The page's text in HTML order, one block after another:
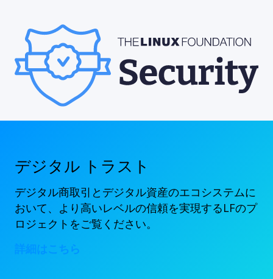
デジタル トラスト
デジタル商取引とデジタル資産のエコシステムに
おいて、より高いレベルの信頼を実現するLFのプ
ロジェクトをご覧ください。
詳細はこちら